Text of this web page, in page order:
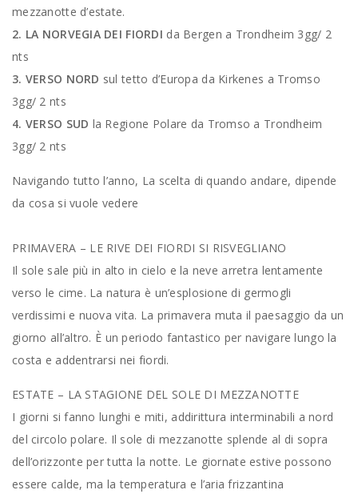
mezzanotte d’estate.
2. LA NORVEGIA DEI FIORDI da Bergen a Trondheim 3gg/ 2
nts
3. VERSO NORD sul tetto d’Europa da Kirkenes a Tromso
3gg/ 2 nts
4. VERSO SUD la Regione Polare da Tromso a Trondheim
3gg/ 2 nts
Navigando tutto l’anno, La scelta di quando andare, dipende
da cosa si vuole vedere
PRIMAVERA – LE RIVE DEI FIORDI SI RISVEGLIANO
Il sole sale più in alto in cielo e la neve arretra lentamente
verso le cime. La natura è un’esplosione di germogli
verdissimi e nuova vita. La primavera muta il paesaggio da un
giorno all’altro. È un periodo fantastico per navigare lungo la
costa e addentrarsi nei fiordi.
ESTATE – LA STAGIONE DEL SOLE DI MEZZANOTTE
I giorni si fanno lunghi e miti, addirittura interminabili a nord
del circolo polare. Il sole di mezzanotte splende al di sopra
dell’orizzonte per tutta la notte. Le giornate estive possono
essere calde, ma la temperatura e l’aria frizzantina